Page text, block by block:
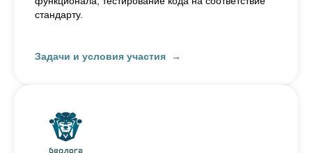
стандарту.
Задачи и условия участия